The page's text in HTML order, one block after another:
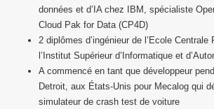
données et d’IA chez IBM, spécialiste
Cloud Pak for Data (CP4D)
2 diplômes d’ingénieur de l’Ecole Centrale
l’Institut Supérieur d’Informatique et
A commencé en tant que développeur
Detroit, aux États-Unis pour Mecalog qui
simulateur de crash test de voiture